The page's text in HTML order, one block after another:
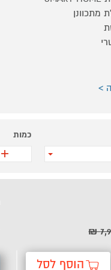
מתכוונן
כמות
+
הוסף לסל